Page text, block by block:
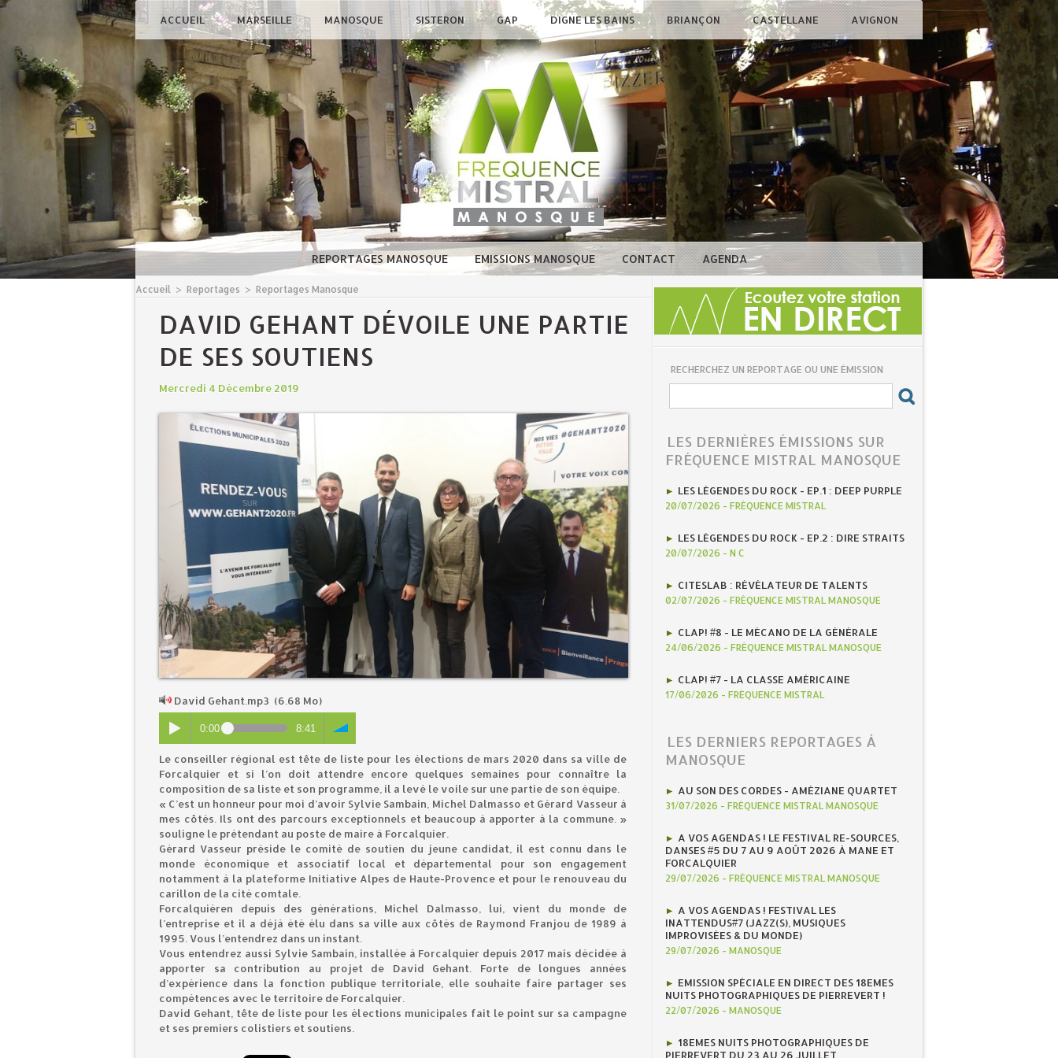
ACCUEIL MARSEILLE MANOSQUE SISTERON GAP DIGNE LES BAINS BRIANÇON CASTELLANE AVIGNON
REPORTAGES MANOSQUE EMISSIONS MANOSQUE CONTACT AGENDA
Accueil > Reportages > Reportages Manosque
DAVID GEHANT DÉVOILE UNE PARTIE
DE SES SOUTIENS
Mercredi 4 Décembre 2019
David Gehant.mp3 (6.68 Mo)
0:00 8:41
Le conseiller régional est tête de liste pour les élections de mars 2020 dans sa ville de
Forcalquier et si l’on doit attendre encore quelques semaines pour connaître la
composition de sa liste et son programme, il a levé le voile sur une partie de son équipe.
« C’est un honneur pour moi d’avoir Sylvie Sambain, Michel Dalmasso et Gérard Vasseur à
mes côtés. Ils ont des parcours exceptionnels et beaucoup à apporter à la commune. »
souligne le prétendant au poste de maire à Forcalquier.
Gérard Vasseur préside le comité de soutien du jeune candidat, il est connu dans le
monde économique et associatif local et départemental pour son engagement
notamment à la plateforme Initiative Alpes de Haute-Provence et pour le renouveau du
carillon de la cité comtale.
Forcalquiéren depuis des générations, Michel Dalmasso, lui, vient du monde de
l’entreprise et il a déjà été élu dans sa ville aux côtés de Raymond Franjou de 1989 à
1995. Vous l’entendrez dans un instant.
Vous entendrez aussi Sylvie Sambain, installée à Forcalquier depuis 2017 mais décidée à
apporter sa contribution au projet de David Gehant. Forte de longues années
d’expérience dans la fonction publique territoriale, elle souhaite faire partager ses
compétences avec le territoire de Forcalquier.
David Gehant, tête de liste pour les élections municipales fait le point sur sa campagne
et ses premiers colistiers et soutiens.
RECHERCHEZ UN REPORTAGE OU UNE ÉMISSION
LES DERNIÈRES ÉMISSIONS SUR
FRÉQUENCE MISTRAL MANOSQUE
LES LÉGENDES DU ROCK - EP.1 : DEEP PURPLE
20/07/2026 - FRÉQUENCE MISTRAL
LES LÉGENDES DU ROCK - EP.2 : DIRE STRAITS
20/07/2026 - N C
CITESLAB : RÉVÉLATEUR DE TALENTS
02/07/2026 - FRÉQUENCE MISTRAL MANOSQUE
CLAP! #8 - LE MÉCANO DE LA GÉNÉRALE
24/06/2026 - FRÉQUENCE MISTRAL MANOSQUE
CLAP! #7 - LA CLASSE AMÉRICAINE
17/06/2026 - FRÉQUENCE MISTRAL
LES DERNIERS REPORTAGES À
MANOSQUE
AU SON DES CORDES - AMÉZIANE QUARTET
31/07/2026 - FRÉQUENCE MISTRAL MANOSQUE
A VOS AGENDAS ! LE FESTIVAL RE-SOURCES,
DANSES #5 DU 7 AU 9 AOÛT 2026 À MANE ET
FORCALQUIER
29/07/2026 - FRÉQUENCE MISTRAL MANOSQUE
A VOS AGENDAS ! FESTIVAL LES
INATTENDUS#7 (JAZZ(S), MUSIQUES
IMPROVISÉES & DU MONDE)
29/07/2026 - MANOSQUE
EMISSION SPÉCIALE EN DIRECT DES 18EMES
NUITS PHOTOGRAPHIQUES DE PIERREVERT !
22/07/2026 - MANOSQUE
18EMES NUITS PHOTOGRAPHIQUES DE
PIERREVERT DU 23 AU 26 JUILLET